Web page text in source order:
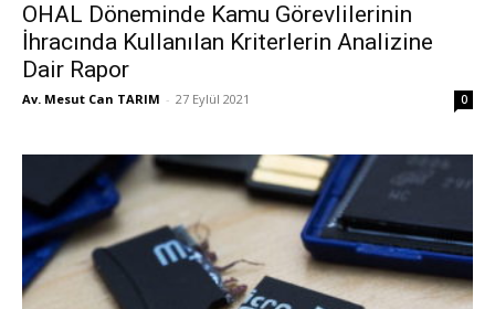
OHAL Döneminde Kamu Görevlilerinin
İhracında Kullanılan Kriterlerin Analizine
Dair Rapor
Av. Mesut Can TARIM - 27 Eylül 2021 0